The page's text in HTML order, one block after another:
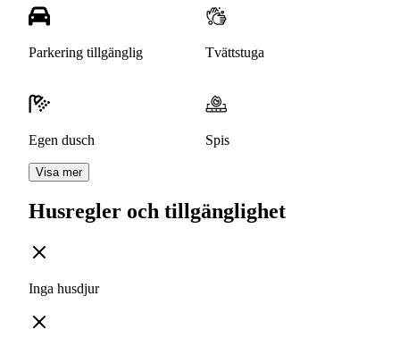
Parkering tillgänglig Tvättstuga
Egen dusch Spis
Visa mer
Husregler och tillgänglighet
Inga husdjur